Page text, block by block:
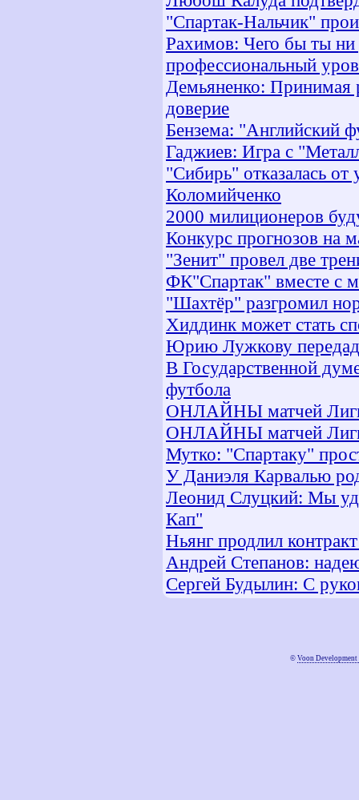
"Спартак-Нальчик"
Рахимов: Чего бы ты ни
профессиональный
Демьяненко: Принимая
доверие
Бензема: "Английский
Гаджиев: Игра с
"Сибирь" отказалась
Коломийченко
2000 милиционеров
Конкурс прогнозов на
"Зенит" провел две
ФК"Спартак" вместе с
"Шахтёр" разгромил
Хиддинк может стать
Юрию Лужкову
В Государственной
футбола
ОНЛАЙНЫ матчей
ОНЛАЙНЫ матчей
Мутко: "Спартаку"
У Даниэля Карвалью
Леонид Слуцкий: Мы
Кап"
Ньянг продлил
Андрей Степанов:
Сергей Будылин: С
© Voon Development